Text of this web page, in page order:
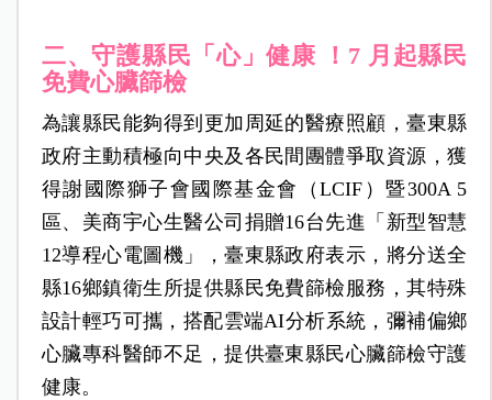
二、守護縣民「心」健康 ！7 月起縣民
免費心臟篩檢
為讓縣民能夠得到更加周延的醫療照顧，臺東縣
政府主動積極向中央及各民間團體爭取資源，獲
得謝國際獅子會國際基金會（LCIF）暨300A 5
區、美商宇心生醫公司捐贈16台先進「新型智慧
12導程心電圖機」，臺東縣政府表示，將分送全
縣16鄉鎮衛生所提供縣民免費篩檢服務，其特殊
設計輕巧可攜，搭配雲端AI分析系統，彌補偏鄉
心臟專科醫師不足，提供臺東縣民心臟篩檢守護
健康。